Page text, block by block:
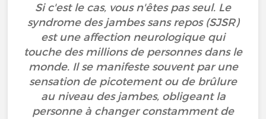
Si c'est le cas, vous n'êtes pas seul. Le
syndrome des jambes sans repos (SJSR)
est une affection neurologique qui
touche des millions de personnes dans le
monde. Il se manifeste souvent par une
sensation de picotement ou de brûlure
au niveau des jambes, obligeant la
personne à changer constamment de